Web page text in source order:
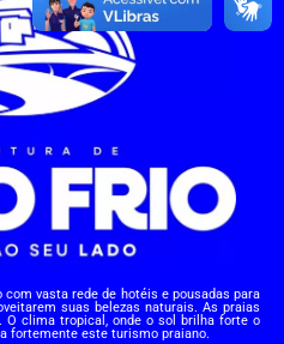
vasta rede de hotéis e pousadas para
suas belezas naturais. As praias
O clima tropical, onde o sol brilha forte o
fortemente este turismo praiano.